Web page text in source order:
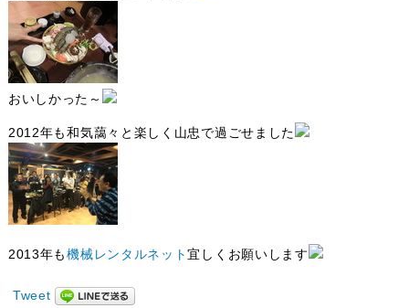
おいしかった～
2012年も和気藹々と楽しく山忠で過ごせました
2013年も機械レンタルネット宜しくお願いします
Tweet